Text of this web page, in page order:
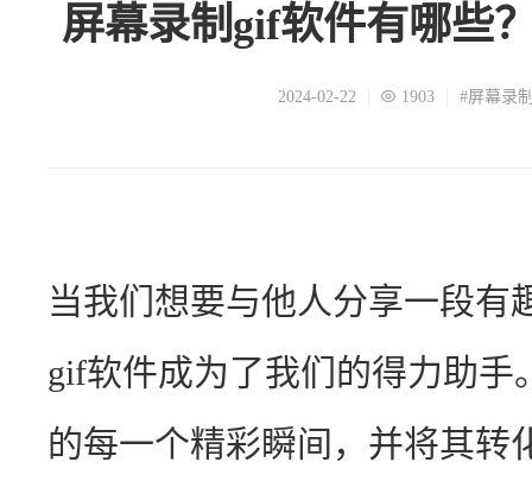
屏幕录制gif软件有哪些
2024-02-22 1903 #屏幕录
当我们想要与他人分享一段有
gif软件成为了我们的得力助
的每一个精彩瞬间，并将其转